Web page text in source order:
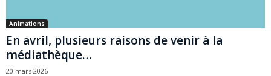
Animations
En avril, plusieurs raisons de venir à la
médiathèque…
20 mars 2026